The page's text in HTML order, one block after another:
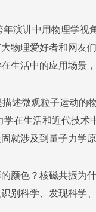
演讲中用物理学
物理爱好者和网友
活中的应用场景，
述微观粒子运动的
学在生活和近代技
就涉及到量子力学原
颜色？核磁共振为
别科学、发现科学